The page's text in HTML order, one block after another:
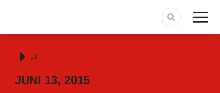
Je bent hier:
13
JUNI 13, 2015